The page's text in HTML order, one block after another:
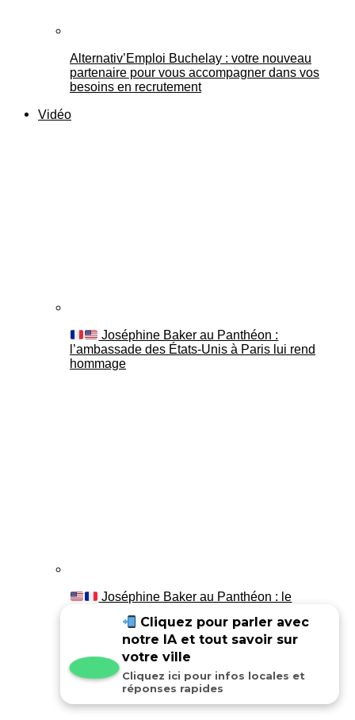
Alternativ’Emploi Buchelay : votre nouveau
partenaire pour vous accompagner dans vos
besoins en recrutement
Vidéo
Joséphine Baker au Panthéon :
l’ambassade des États-Unis à Paris lui rend
hommage
Joséphine Baker au Panthéon : le
Cliquez pour parler avec
notre IA et tout savoir sur
votre ville
Cliquez ici pour infos locales et
réponses rapides